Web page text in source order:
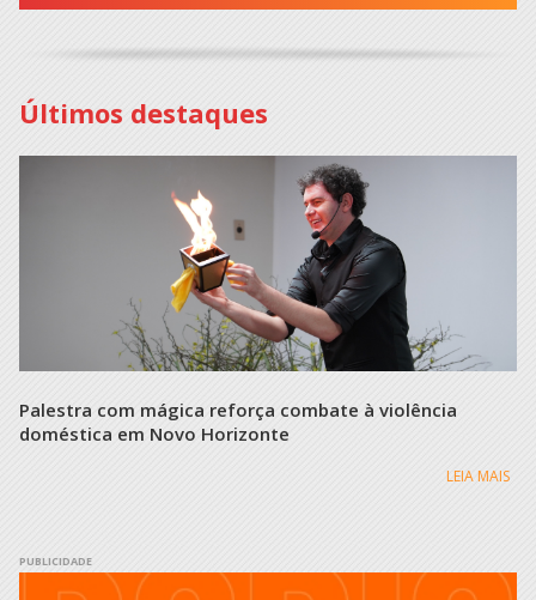
Últimos destaques
Palestra com mágica reforça combate à violência
doméstica em Novo Horizonte
LEIA MAIS
PUBLICIDADE